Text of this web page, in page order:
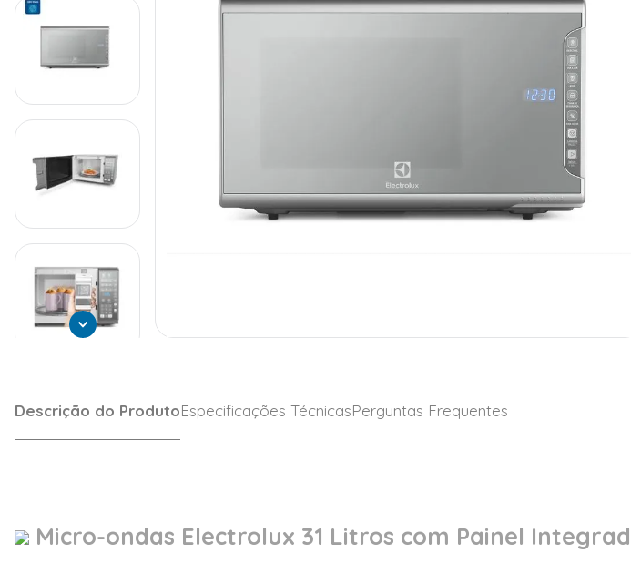
Descrição do ProdutoEspecificações TécnicasPerguntas Frequentes
Micro-ondas Electrolux 31 Litros com Painel